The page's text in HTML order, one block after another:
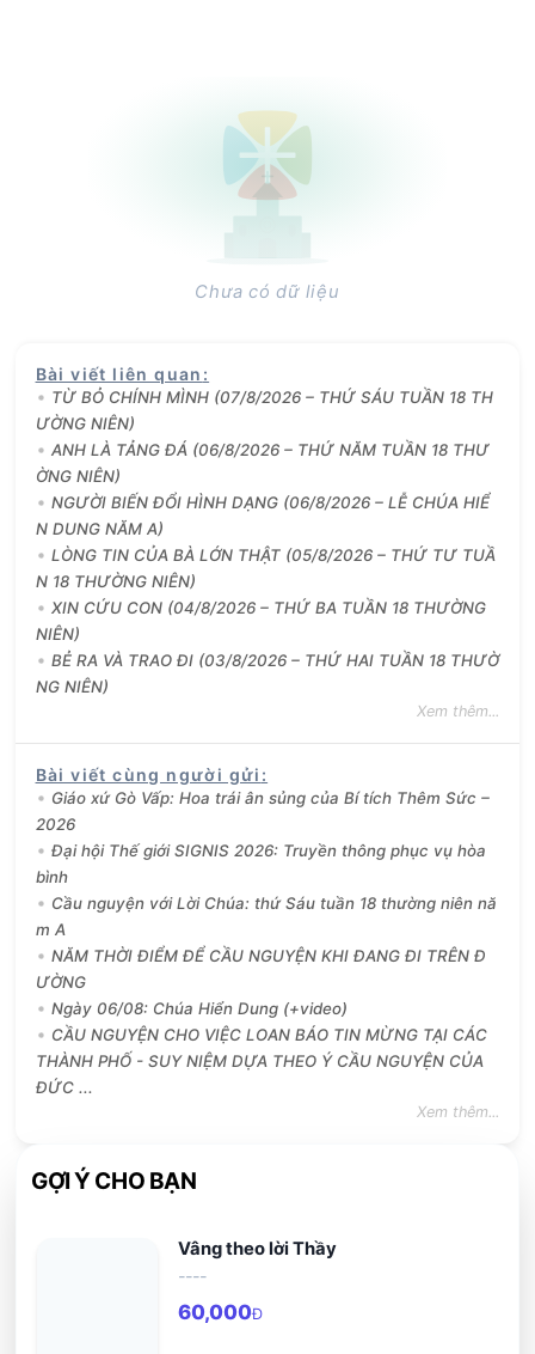
Chưa có dữ liệu
Bài viết liên quan :
TỪ BỎ CHÍNH MÌNH (07/8/2026 – THỨ SÁU TUẦN 18 TH
ƯỜNG NIÊN)
ANH LÀ TẢNG ĐÁ (06/8/2026 – THỨ NĂM TUẦN 18 THƯ
ỜNG NIÊN)
NGƯỜI BIẾN ĐỔI HÌNH DẠNG (06/8/2026 – LỄ CHÚA HIỂ
N DUNG NĂM A)
LÒNG TIN CỦA BÀ LỚN THẬT (05/8/2026 – THỨ TƯ TUẦ
N 18 THƯỜNG NIÊN)
XIN CỨU CON (04/8/2026 – THỨ BA TUẦN 18 THƯỜNG
NIÊN)
BẺ RA VÀ TRAO ĐI (03/8/2026 – THỨ HAI TUẦN 18 THƯỜ
NG NIÊN)
Xem thêm...
Bài viết cùng người gửi :
Giáo xứ Gò Vấp: Hoa trái ân sủng của Bí tích Thêm Sức –
2026
Đại hội Thế giới SIGNIS 2026: Truyền thông phục vụ hòa
bình
Cầu nguyện với Lời Chúa: thứ Sáu tuần 18 thường niên nă
m A
NĂM THỜI ĐIỂM ĐỂ CẦU NGUYỆN KHI ĐANG ĐI TRÊN Đ
ƯỜNG
Ngày 06/08: Chúa Hiển Dung (+video)
CẦU NGUYỆN CHO VIỆC LOAN BÁO TIN MỪNG TẠI CÁC
THÀNH PHỐ - SUY NIỆM DỰA THEO Ý CẦU NGUYỆN CỦA
ĐỨC ...
Xem thêm...
GỢI Ý CHO BẠN
Vâng theo lời Thầy
----
60,000Đ